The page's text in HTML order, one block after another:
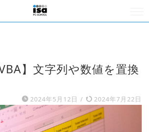
】文字列や数値を置換
2024年5月12日 / 2024年7月22日